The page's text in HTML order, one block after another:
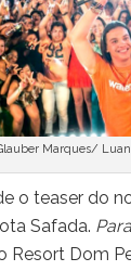
Marques/
o teaser do
Safada.
Resort Dom